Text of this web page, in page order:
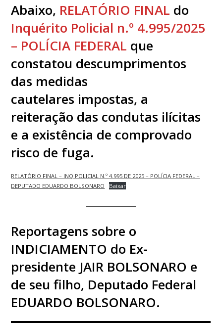
Abaixo, RELATÓRIO FINAL do
Inquérito Policial n.º 4.995/2025
– POLÍCIA FEDERAL que
constatou descumprimentos
das medidas
cautelares impostas, a
reiteração das condutas ilícitas
e a existência de comprovado
risco de fuga.
RELATÓRIO FINAL – INQ POLICIAL N.º 4.995 DE 2025 – POLÍCIA FEDERAL –
DEPUTADO EDUARDO BOLSONARO
Baixar
Reportagens sobre o
INDICIAMENTO do Ex-
presidente JAIR BOLSONARO e
de seu filho, Deputado Federal
EDUARDO BOLSONARO.